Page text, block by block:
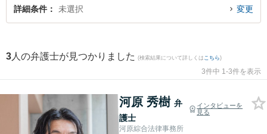
言の作成を法律相談できる八尾市内の弁護士に相談予約したい』などでお困り
詳細条件 未選択 変更
3 人の弁護士が見つかりました (検索結果について詳しくは こちら)
3件中 1-3件を表示
河原 秀樹 弁
護士
インタビューを
見る
河原綜合法律事務所